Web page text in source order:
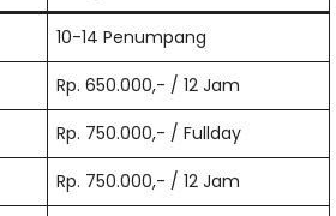
10-14 Penumpang
Rp. 650.000,- / 12 Jam
Rp. 750.000,- / Fullday
Rp. 750.000,- / 12 Jam